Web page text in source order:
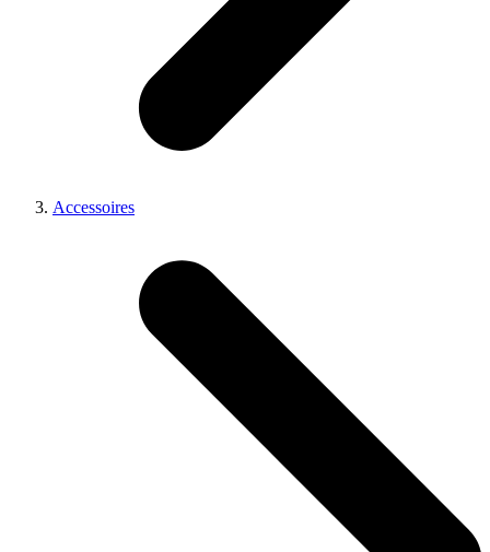
Accessoires